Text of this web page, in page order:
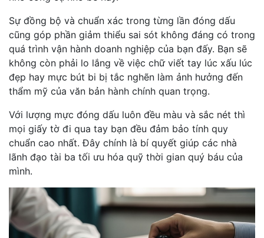
Sự đồng bộ và chuẩn xác trong từng lần đóng dấu
cũng góp phần giảm thiểu sai sót không đáng có trong
quá trình vận hành doanh nghiệp của bạn đấy. Bạn sẽ
không còn phải lo lắng về việc chữ viết tay lúc xấu lúc
đẹp hay mực bút bi bị tắc nghẽn làm ảnh hưởng đến
thẩm mỹ của văn bản hành chính quan trọng.
Với lượng mực đóng dấu luôn đều màu và sắc nét thì
mọi giấy tờ đi qua tay bạn đều đảm bảo tính quy
chuẩn cao nhất. Đây chính là bí quyết giúp các nhà
lãnh đạo tài ba tối ưu hóa quỹ thời gian quý báu của
mình.